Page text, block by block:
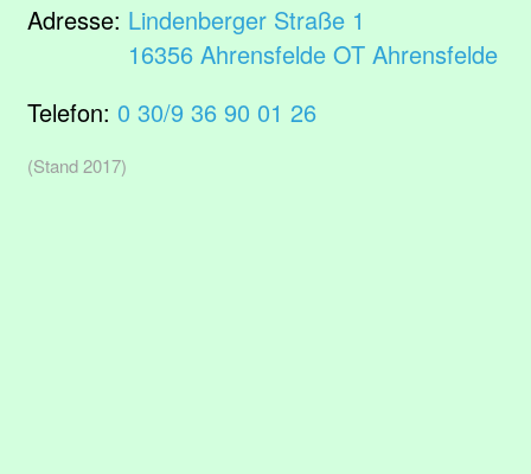
Adresse: Lindenberger Straße 1
16356 Ahrensfelde OT Ahrensfelde
Telefon: 0 30/9 36 90 01 26
(Stand 2017)